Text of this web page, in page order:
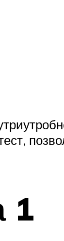
1